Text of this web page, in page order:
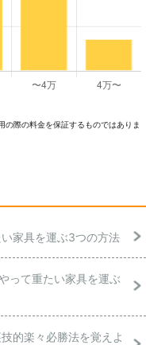
際の料⾦を保証するものではありま
家具を運ぶ3つの方法
って重たい家具を運ぶ
的楽々必勝法を覚えよ